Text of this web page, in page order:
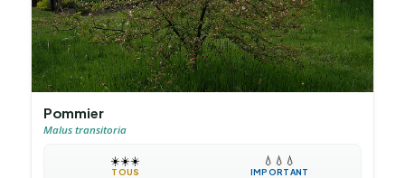
Pommier
Malus transitoria
☀️☀️☀️
TOUS
💧 💧 💧
IMPORTANT